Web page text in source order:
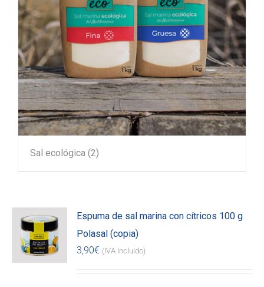
Sal ecológica (2)
Espuma de sal marina con cítricos 100 g
Polasal (copia)
3,90€ (IVA incluido)